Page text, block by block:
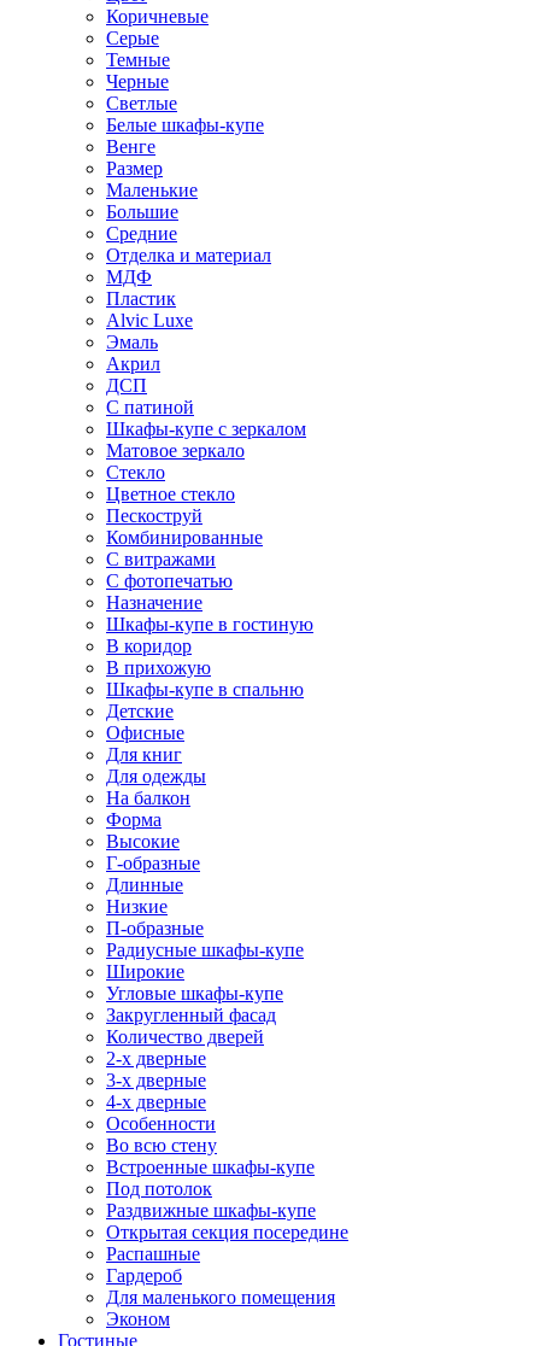
Коричневые
Серые
Темные
Черные
Светлые
Белые шкафы-купе
Венге
Размер
Маленькие
Большие
Средние
Отделка и материал
МДФ
Пластик
Alvic Luxe
Эмаль
Акрил
ДСП
С патиной
Шкафы-купе с зеркалом
Матовое зеркало
Стекло
Цветное стекло
Пескоструй
Комбинированные
С витражами
С фотопечатью
Назначение
Шкафы-купе в гостиную
В коридор
В прихожую
Шкафы-купе в спальню
Детские
Офисные
Для книг
Для одежды
На балкон
Форма
Высокие
Г-образные
Длинные
Низкие
П-образные
Радиусные шкафы-купе
Широкие
Угловые шкафы-купе
Закругленный фасад
Количество дверей
2-х дверные
3-х дверные
4-х дверные
Особенности
Во всю стену
Встроенные шкафы-купе
Под потолок
Раздвижные шкафы-купе
Открытая секция посередине
Распашные
Гардероб
Для маленького помещения
Эконом
Гостиные